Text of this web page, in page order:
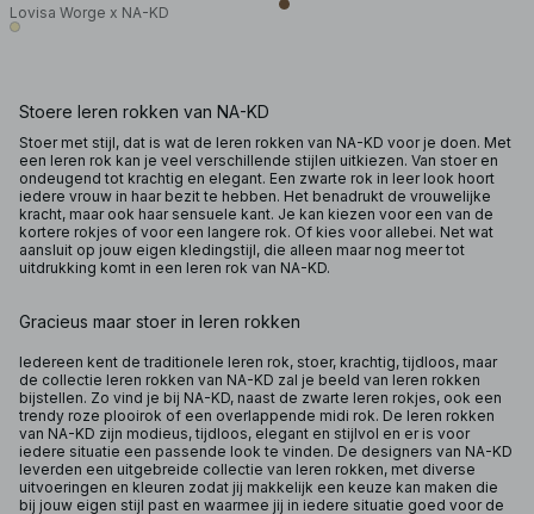
Lovisa Worge x NA-KD
Stoere leren rokken van NA-KD
Stoer met stijl, dat is wat de leren rokken van NA-KD voor je doen. Met
een leren rok kan je veel verschillende stijlen uitkiezen. Van stoer en
ondeugend tot krachtig en elegant. Een zwarte rok in leer look hoort
iedere vrouw in haar bezit te hebben. Het benadrukt de vrouwelijke
kracht, maar ook haar sensuele kant. Je kan kiezen voor een van de
kortere rokjes of voor een langere rok. Of kies voor allebei. Net wat
aansluit op jouw eigen kledingstijl, die alleen maar nog meer tot
uitdrukking komt in een leren rok van NA-KD.
Gracieus maar stoer in leren rokken
Iedereen kent de traditionele leren rok, stoer, krachtig, tijdloos, maar
de collectie leren rokken van NA-KD zal je beeld van leren rokken
bijstellen. Zo vind je bij NA-KD, naast de zwarte leren rokjes, ook een
trendy roze plooirok of een overlappende midi rok. De leren rokken
van NA-KD zijn modieus, tijdloos, elegant en stijlvol en er is voor
iedere situatie een passende look te vinden. De designers van NA-KD
leverden een uitgebreide collectie van leren rokken, met diverse
uitvoeringen en kleuren zodat jij makkelijk een keuze kan maken die
bij jouw eigen stijl past en waarmee jij in iedere situatie goed voor de